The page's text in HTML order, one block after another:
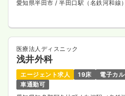
愛知県半田市 / 半田口駅（名鉄河和線
医療法人ディスニック
浅井外科
エージェント求人 19床
電子カ
車通勤可